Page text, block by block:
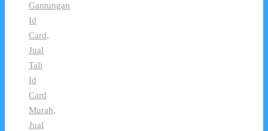
Gantungan
Id
Card,
Jual
Tali
Id
Card
Murah,
Jual